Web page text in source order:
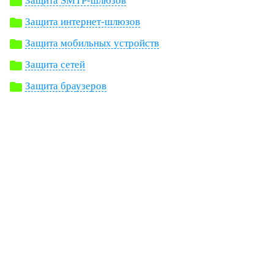
Защита интернет-шлюзов
Защита мобильных устройств
Защита сетей
Защита браузеров